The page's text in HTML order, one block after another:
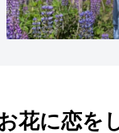
花に恋を